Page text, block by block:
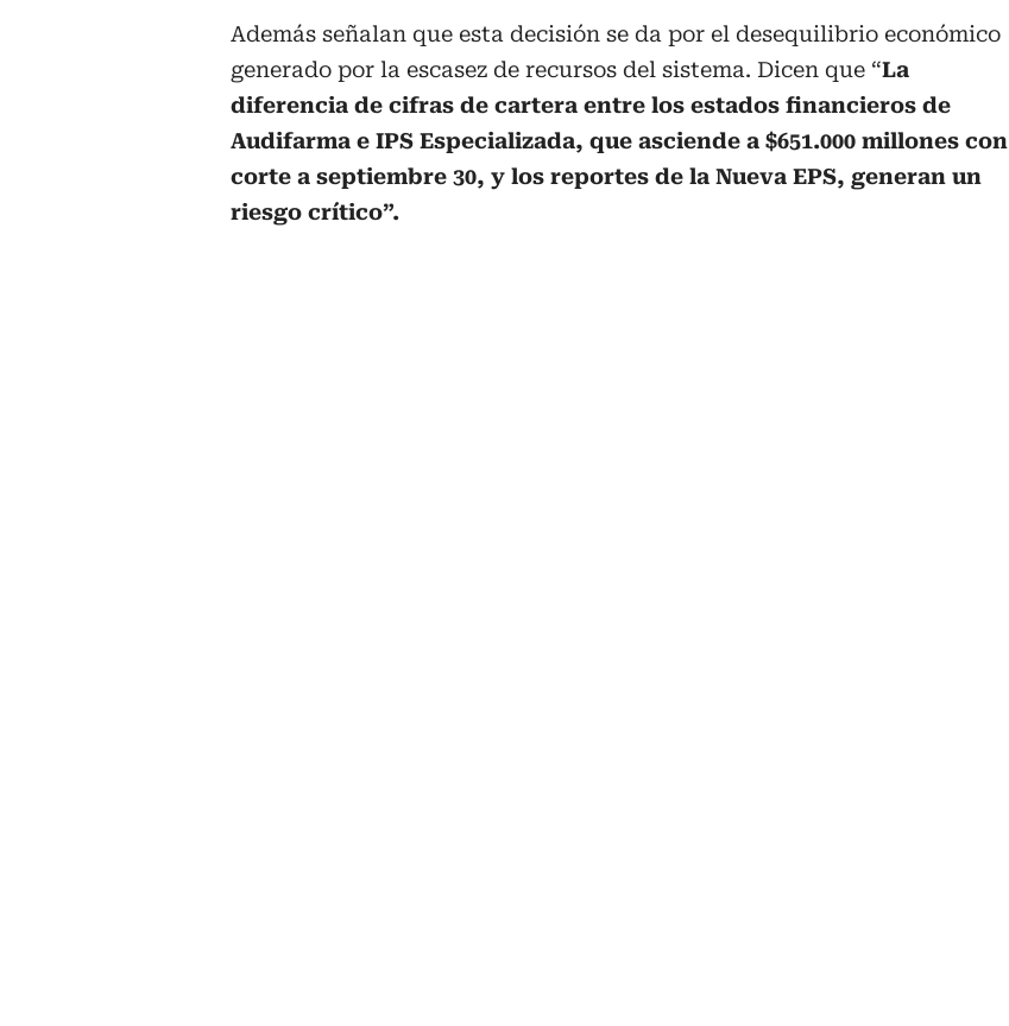
Además señalan que esta decisión se da por el desequilibrio económico
generado por la escasez de recursos del sistema. Dicen que “La
diferencia de cifras de cartera entre los estados financieros de
Audifarma e IPS Especializada, que asciende a $651.000 millones con
corte a septiembre 30, y los reportes de la Nueva EPS, generan un
riesgo crítico”.